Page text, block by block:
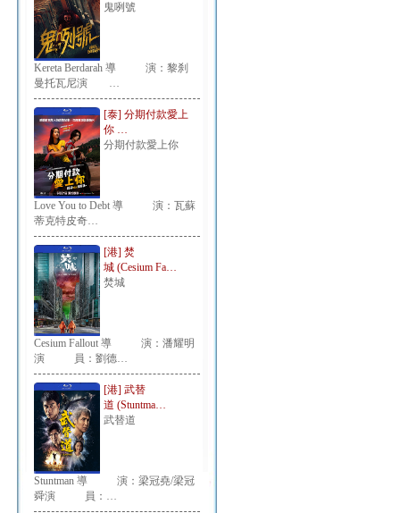
鬼咧號
Kereta Berdarah 導 演：黎刹
曼托瓦尼演 …
[泰] 分期付款愛上
你 …
分期付款愛上你
Love You to Debt 導 演：瓦蘇
蒂克特皮奇…
[港] 焚
城 (Cesium Fa…
焚城
Cesium Fallout 導 演：潘耀明
演 員：劉德…
[港] 武替
道 (Stuntma…
武替道
Stuntman 導 演：梁冠堯/梁冠
舜演 員：…